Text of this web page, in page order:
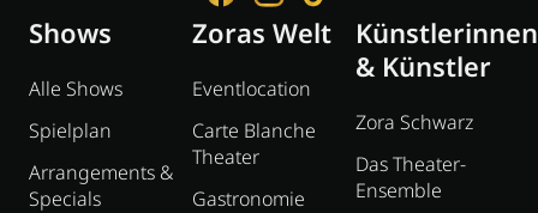
Shows
Alle Shows
Spielplan
Arrangements &
Specials
Zoras Welt
Eventlocation
Carte Blanche
Theater
Gastronomie
Künstlerinnen
& Künstler
Zora Schwarz
Das Theater-
Ensemble